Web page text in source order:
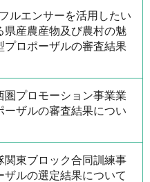
ルエンサーを活用したい
県産農産物及び農村の魅
プロポーザルの審査結果
圏プロモーション事業業
ザルの審査結果につい
関東ブロック合同訓練事
ルの選定結果について